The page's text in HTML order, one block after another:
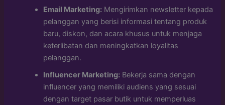
Email Marketing: Mengirimkan newsletter kepada
pelanggan yang berisi informasi tentang produk
baru, diskon, dan acara khusus untuk menjaga
keterlibatan dan meningkatkan loyalitas
pelanggan.
Influencer Marketing: Bekerja sama dengan
influencer yang memiliki audiens yang sesuai
dengan target pasar butik untuk memperluas